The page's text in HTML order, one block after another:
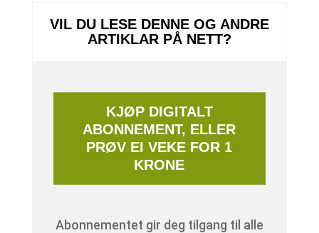
VIL DU LESE DENNE OG ANDRE
ARTIKLAR PÅ NETT?
KJØP DIGITALT
ABONNEMENT, ELLER
PRØV EI VEKE FOR 1
KRONE
Abonnementet gir deg tilgang til alle